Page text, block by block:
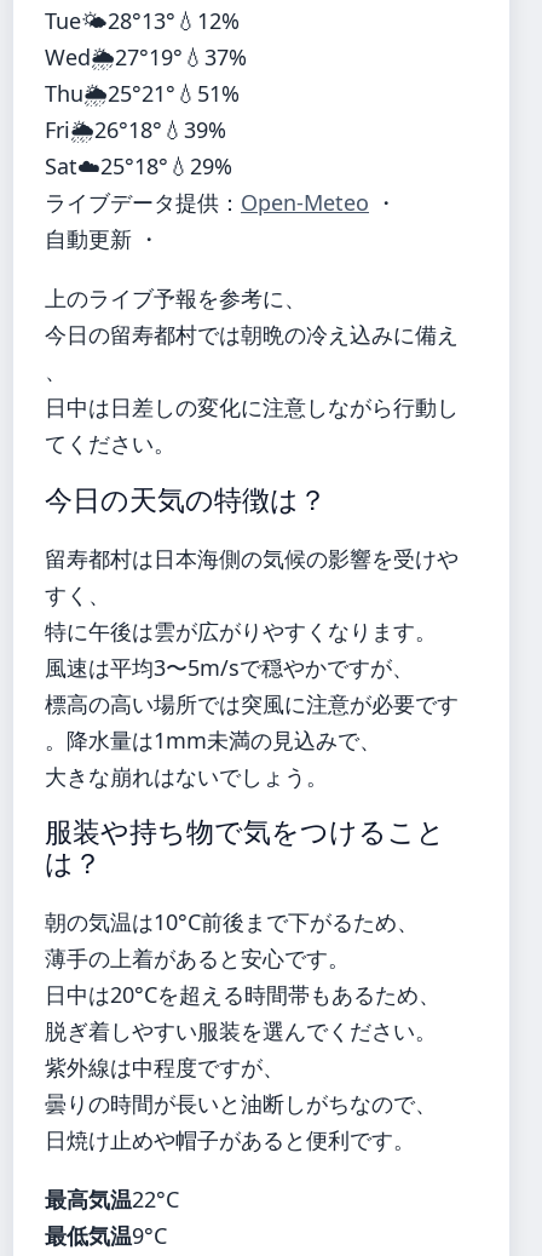
Tue🌤️28°13° 💧12%
Wed🌦️27°19° 💧37%
Thu🌦️25°21° 💧51%
Fri🌦️26°18° 💧39%
Sat☁️25°18° 💧29%
ライブデータ提供： Open-Meteo ・
自動更新 ・
上のライブ予報を参考に、
今日の留寿都村では朝晩の冷え込みに備え
、
日中は日差しの変化に注意しながら行動し
てください。
今日の天気の特徴は？
留寿都村は日本海側の気候の影響を受けや
すく、
特に午後は雲が広がりやすくなります。
風速は平均3〜5m/sで穏やかですが、
標高の高い場所では突風に注意が必要です
。降水量は1mm未満の見込みで、
大きな崩れはないでしょう。
服装や持ち物で気をつけること
は？
朝の気温は10°C前後まで下がるため、
薄手の上着があると安心です。
日中は20°Cを超える時間帯もあるため、
脱ぎ着しやすい服装を選んでください。
紫外線は中程度ですが、
曇りの時間が長いと油断しがちなので、
日焼け止めや帽子があると便利です。
最高気温22°C
最低気温9°C